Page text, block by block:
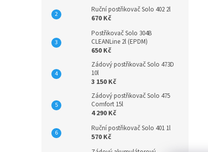
Ruční postřikovač Solo 402 2l
670 Kč
Postřikovač Solo 304B
CLEANLine 2l (EPDM)
650 Kč
Zádový postřikovač Solo 473D
10l
3 150 Kč
Zádový postřikovač Solo 475
Comfort 15l
4 290 Kč
Ruční postřikovač Solo 401 1l
570 Kč